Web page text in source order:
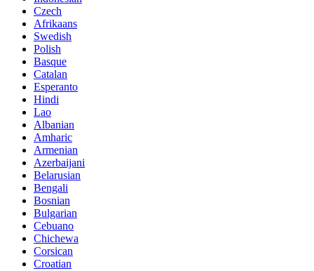
Czech
Afrikaans
Swedish
Polish
Basque
Catalan
Esperanto
Hindi
Lao
Albanian
Amharic
Armenian
Azerbaijani
Belarusian
Bengali
Bosnian
Bulgarian
Cebuano
Chichewa
Corsican
Croatian